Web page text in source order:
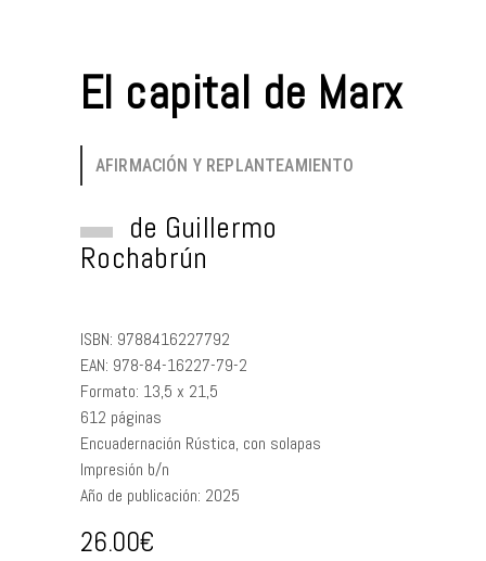
El capital de Marx
AFIRMACIÓN Y REPLANTEAMIENTO
de Guillermo
Rochabrún
ISBN: 9788416227792
EAN: 978-84-16227-79-2
Formato: 13,5 x 21,5
612 páginas
Encuadernación Rústica, con solapas
Impresión b/n
Año de publicación: 2025
26.00€